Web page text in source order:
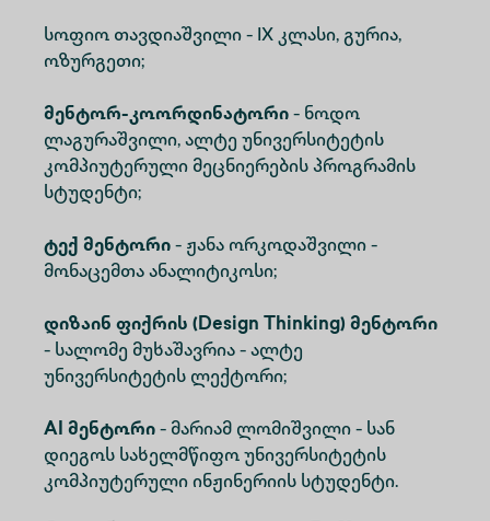
სოფიო თავდიაშვილი - IX კლასი, გურია,
ოზურგეთი;
მენტორ-კოორდინატორი - ნოდო
ლაგურაშვილი, ალტე უნივერსიტეტის
კომპიუტერული მეცნიერების პროგრამის
სტუდენტი;
ტექ მენტორი - ჟანა ორკოდაშვილი -
მონაცემთა ანალიტიკოსი;
დიზაინ ფიქრის (Design Thinking) მენტორი
- სალომე მუხაშავრია - ალტე
უნივერსიტეტის ლექტორი;
AI მენტორი - მარიამ ლომიშვილი - სან
დიეგოს სახელმწიფო უნივერსიტეტის
კომპიუტერული ინჟინერიის სტუდენტი.